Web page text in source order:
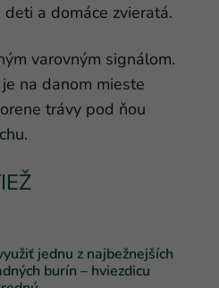
a domáce zvieratá.
varovným signálom.
na danom mieste
trávy pod ňou
jednu z najbežnejších
burín – hviezdicu